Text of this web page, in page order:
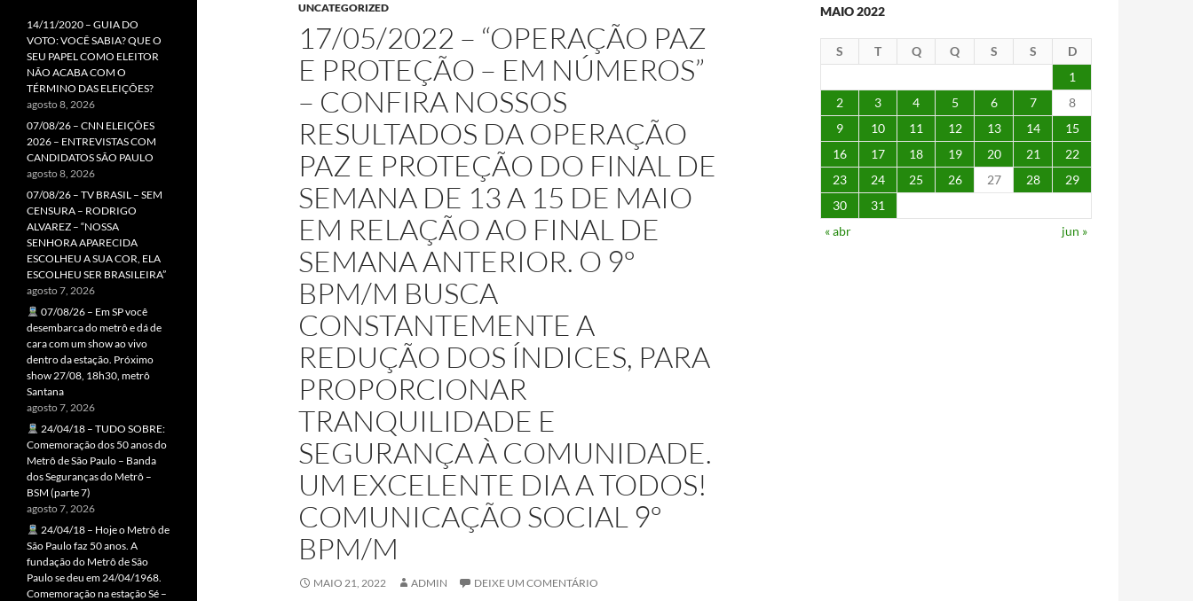
UNCATEGORIZED
17/05/2022 – “OPERAÇÃO PAZ
E PROTEÇÃO – EM NÚMEROS”
– CONFIRA NOSSOS
RESULTADOS DA OPERAÇÃO
PAZ E PROTEÇÃO DO FINAL DE
SEMANA DE 13 A 15 DE MAIO
EM RELAÇÃO AO FINAL DE
SEMANA ANTERIOR. O 9º
BPM/M BUSCA
CONSTANTEMENTE A
REDUÇÃO DOS ÍNDICES, PARA
PROPORCIONAR
TRANQUILIDADE E
SEGURANÇA À COMUNIDADE.
UM EXCELENTE DIA A TODOS!
COMUNICAÇÃO SOCIAL 9º
BPM/M
MAIO 21, 2022 ADMIN DEIXE UM COMENTÁRIO
MAIO 2022
S T Q Q S S
D
1
2
3 4 5 6 7
8
9
10 11 12 13 14
15
16
17 18 19 20 21
22
23
24 25 26 27 28
29
30
31
« abr
jun »
14/11/2020 – GUIA DO
VOTO: VOCÊ SABIA? QUE O
SEU PAPEL COMO ELEITOR
NÃO ACABA COM O
TÉRMINO DAS ELEIÇÕES?
agosto 8, 2026
07/08/26 – CNN ELEIÇÕES
2026 – ENTREVISTAS COM
CANDIDATOS SÃO PAULO
agosto 8, 2026
07/08/26 – TV BRASIL – SEM
CENSURA – RODRIGO
ALVAREZ – “NOSSA
SENHORA APARECIDA
ESCOLHEU A SUA COR, ELA
ESCOLHEU SER BRASILEIRA”
agosto 7, 2026
07/08/26 – Em SP você
desembarca do metrô e dá de
cara com um show ao vivo
dentro da estação. Próximo
show 27/08, 18h30, metrô
Santana
agosto 7, 2026
24/04/18 – TUDO SOBRE:
Comemoração dos 50 anos do
Metrô de São Paulo – Banda
dos Seguranças do Metrô –
BSM (parte 7)
agosto 7, 2026
24/04/18 – Hoje o Metrô de
São Paulo faz 50 anos. A
fundação do Metrô de São
Paulo se deu em 24/04/1968.
Comemoração na estação Sé –